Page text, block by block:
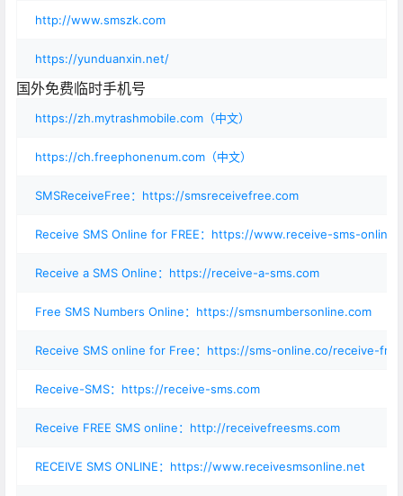
http://www.smszk.com
https://yunduanxin.net/
国外免费临时手机号
https://zh.mytrashmobile.com（中文）
https://ch.freephonenum.com（中文）
SMSReceiveFree：https://smsreceivefree.com
Receive SMS Online for FREE：https://www.receive-sms-
Receive a SMS Online：https://receive-a-sms.com
Free SMS Numbers Online：https://smsnumbersonline.com
Receive SMS online for Free：https://sms-online.co/receive-
Receive-SMS：https://receive-sms.com
Receive FREE SMS online：http://receivefreesms.com
RECEIVE SMS ONLINE：https://www.receivesmsonline.net